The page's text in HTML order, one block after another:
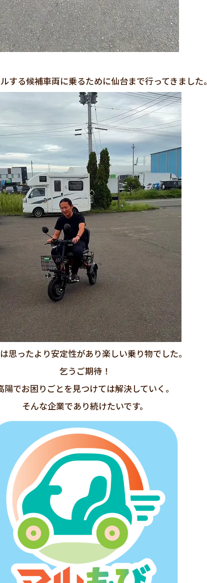
する候補車両に乗るために仙台まで行ってきました。
思ったより安定性があり楽しい乗り物でした。
乞うご期待！
陽でお困りごとを見つけては解決していく。
そんな企業であり続けたいです。